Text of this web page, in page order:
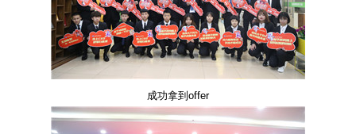
成功拿到offer